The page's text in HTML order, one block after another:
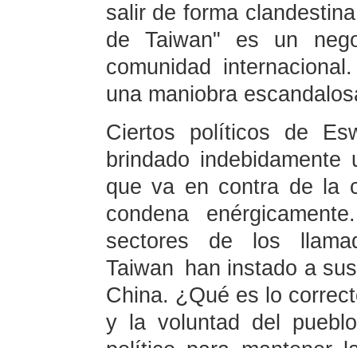
salir de forma
de Taiwan" es un
comunidad
una maniobra
Ciertos políticos de
brindado
que va en contra de la
condena
sectores de los
Taiwan han instado a
China. ¿Qué es lo
y la voluntad del